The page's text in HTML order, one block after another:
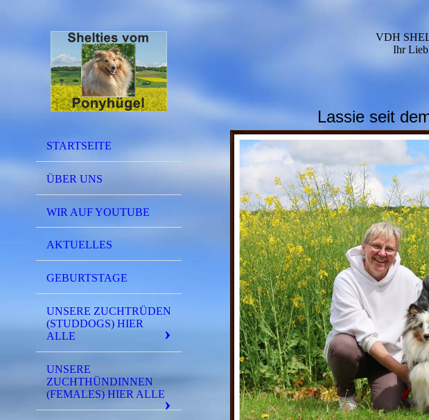
STARTSEITE
ÜBER UNS
WIR AUF YOUTUBE
AKTUELLES
GEBURTSTAGE
UNSERE ZUCHTRÜDEN
(STUDDOGS) HIER
ALLE
UNSERE
ZUCHTHÜNDINNEN
(FEMALES) HIER ALLE
VDH
Ihr
Lassie seit